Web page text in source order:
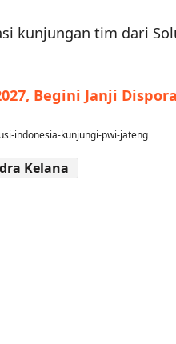
kunjungan tim dari
Begini Janji Dispora
indonesia-kunjungi-pwi-jateng
Kelana